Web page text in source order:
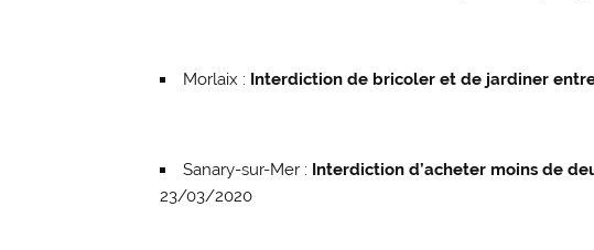
Morlaix : Interdiction de bricoler et de jardiner
Sanary-sur-Mer : Interdiction d’acheter moins de
23/03/2020